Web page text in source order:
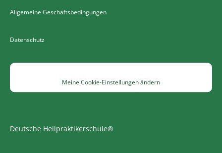
Allgemeine Geschäftsbedingungen
Datenschutz
Meine Cookie-Einstellungen ändern
Deutsche Heilpraktikerschule®